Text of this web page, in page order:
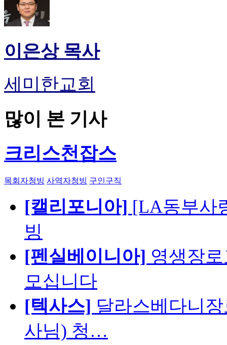
이은상 목사
세미한교회
많이 본 기사
크리스천잡스
목회자청빙 사역자청빙 구인구직
[캘리포니아] [LA동부사
빙
[펜실베이니아] 영생장
모십니다
[텍사스] 달라스베다니
사님) 청…